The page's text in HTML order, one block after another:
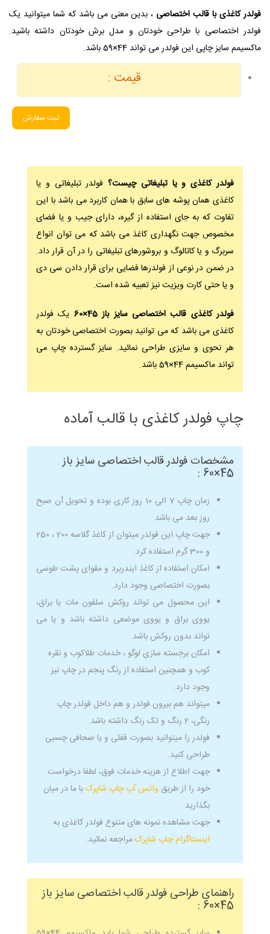
فولدر کاغذی با قالب اختصاصی ، بدین معنی می باشد که شما میتوانید یک
فولدر اختصاصی با طراحی خودتان و مدل برش خودتان داشته باشید.
ماکسیمم سایز چاپی این فولدر می تواند 44×59 باشد.
قیمت :
ثبت سفارش
فولدر کاغذی و یا تبلیغاتی چیست؟ فولدر تبلیغاتی و یا
کاغذی همان پوشه های سابق با همان کاربرد می باشد با این
تفاوت که به جای استفاده از گیره، دارای جیب و یا فضای
مخصوص جهت نگهداری کاغذ می باشد که می توان انواع
سربرگ و یا کاتالوگ و بروشورهای تبلیغاتی را در آن قرار داد.
در ضمن در نوعی از فولدرها فضایی برای قرار دادن سی دی
و یا حتی کارت ویزیت نیز تعبیه شده است.
فولدر کاغذی قالب اختصاصی سایز باز 45×60
یک فولدر
کاغذی می باشد که می توانید بصورت اختصاصی خودتان به
هر نحوی و سایزی طراحی نمائید. سایز گسترده چاپ می
تواند ماکسیمم 44×59 باشد.
چاپ فولدر کاغذی با قالب آماده
مشخصات فولدر قالب اختصاصی سایز باز
45×60 :
زمان چاپ 7 الی 10 روز کاری بوده و تحویل آن صبح
روز بعد می باشد.
جهت چاپ این فولدر میتوان از کاغذ گلاسه 200 ، 250
و 300 گرم استفاده کرد.
امکان استفاده از کاغذ ایندربرد و مقوای پشت طوسی
بصورت اختصاصی وجود دارد.
این محصول می تواند روکش سلفون مات یا براق،
یووی براق و یووی موضعی داشته باشد و یا می
تواند بدون روکش باشد.
امکان برجسته سازی لوگو ، خدمات طلاکوب و نقره
کوب و همچنین استفاده از رنگ پنجم در چاپ نیز
وجود دارد.
میتواند هم بیرون فولدر و هم داخل فولدر چاپ
رنگی، 2 رنگ و تک رنگ داشته باشد.
فولدر را میتوانید بصورت قفلی و یا صحافی چسبی
طراحی کنید.
جهت اطلاع از هزینه خدمات فوق، لطفا درخواست
خود را از طریق واتس آپ چاپ شاپرکبا ما در میان
بگذارید.
جهت مشاهده نمونه های متنوع فولدر کاغذی به
اینستاگرام چاپ شاپرکمراجعه نمائید.
راهنمای طراحی فولدر قالب اختصاصی سایز باز
45×60 :